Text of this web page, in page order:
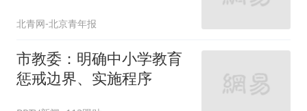
北青网-北京青年报
市教委：明确中小学教育
惩戒边界、实施程序